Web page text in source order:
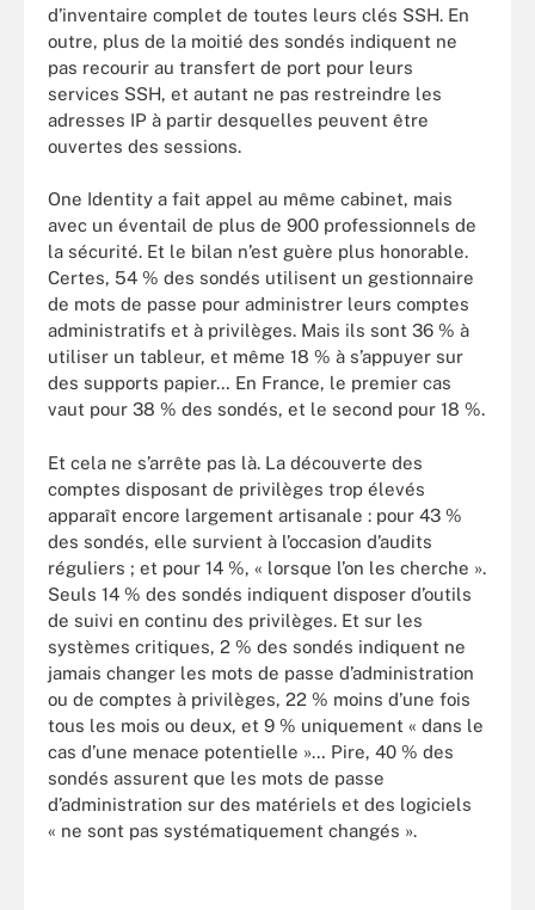
d’inventaire complet de toutes leurs clés SSH. En
outre, plus de la moitié des sondés indiquent ne
pas recourir au transfert de port pour leurs
services SSH, et autant ne pas restreindre les
adresses IP à partir desquelles peuvent être
ouvertes des sessions.
One Identity a fait appel au même cabinet, mais
avec un éventail de plus de 900 professionnels de
la sécurité. Et le bilan n’est guère plus honorable.
Certes, 54 % des sondés utilisent un gestionnaire
de mots de passe pour administrer leurs comptes
administratifs et à privilèges. Mais ils sont 36 % à
utiliser un tableur, et même 18 % à s’appuyer sur
des supports papier… En France, le premier cas
vaut pour 38 % des sondés, et le second pour 18 %.
Et cela ne s’arrête pas là. La découverte des
comptes disposant de privilèges trop élevés
apparaît encore largement artisanale : pour 43 %
des sondés, elle survient à l’occasion d’audits
réguliers ; et pour 14 %, « lorsque l’on les cherche ».
Seuls 14 % des sondés indiquent disposer d’outils
de suivi en continu des privilèges. Et sur les
systèmes critiques, 2 % des sondés indiquent ne
jamais changer les mots de passe d’administration
ou de comptes à privilèges, 22 % moins d’une fois
tous les mois ou deux, et 9 % uniquement « dans le
cas d’une menace potentielle »… Pire, 40 % des
sondés assurent que les mots de passe
d’administration sur des matériels et des logiciels
« ne sont pas systématiquement changés ».